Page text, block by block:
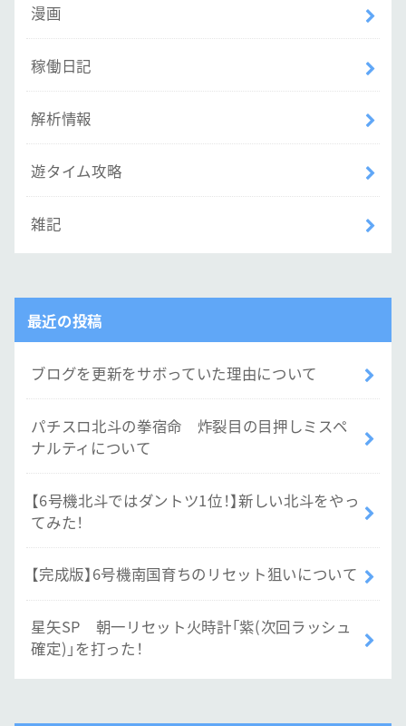
漫画
稼働日記
解析情報
遊タイム攻略
雑記
最近の投稿
ブログを更新をサボっていた理由について
パチスロ北斗の拳宿命 炸裂目の目押しミスペ
ナルティについて
【6号機北斗ではダントツ1位！】新しい北斗をやっ
てみた！
【完成版】6号機南国育ちのリセット狙いについて
星矢SP 朝一リセット火時計「紫(次回ラッシュ
確定)」を打った！